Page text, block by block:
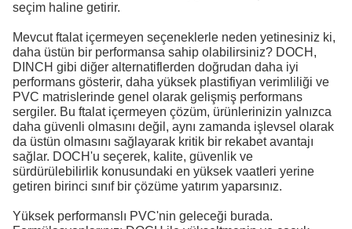
seçim haline getirir.
Mevcut ftalat içermeyen seçeneklerle neden yetinesiniz ki,
daha üstün bir performansa sahip olabilirsiniz? DOCH,
DINCH gibi diğer alternatiflerden doğrudan daha iyi
performans gösterir, daha yüksek plastifiyan verimliliği ve
PVC matrislerinde genel olarak gelişmiş performans
sergiler. Bu ftalat içermeyen çözüm, ürünlerinizin yalnızca
daha güvenli olmasını değil, aynı zamanda işlevsel olarak
da üstün olmasını sağlayarak kritik bir rekabet avantajı
sağlar. DOCH'u seçerek, kalite, güvenlik ve
sürdürülebilirlik konusundaki en yüksek vaatleri yerine
getiren birinci sınıf bir çözüme yatırım yaparsınız.
Yüksek performanslı PVC'nin geleceği burada.